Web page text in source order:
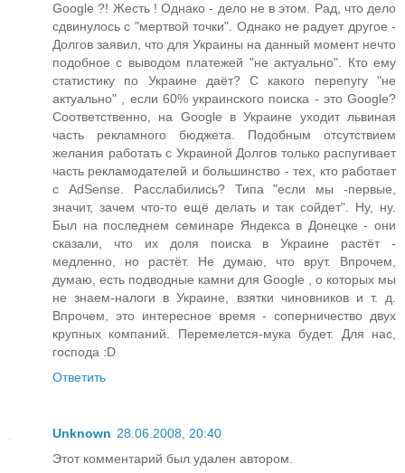
Google ?! Жесть ! Однако - дело не в этом. Рад, что дело
сдвинулось с "мертвой точки". Однако не радует другое -
Долгов заявил, что для Украины на данный момент нечто
подобное с выводом платежей "не актуально". Кто ему
статистику по Украине даёт? С какого перепугу "не
актуально" , если 60% украинского поиска - это Google?
Соответственно, на Google в Украине уходит львиная
часть рекламного бюджета. Подобным отсутствием
желания работать с Украиной Долгов только распугивает
часть рекламодателей и большинство - тех, кто работает
с AdSense. Расслабились? Типа "если мы -первые,
значит, зачем что-то ещё делать и так сойдет". Ну, ну.
Был на последнем семинаре Яндекса в Донецке - они
сказали, что их доля поиска в Украине растёт -
медленно, но растёт. Не думаю, что врут. Впрочем,
думаю, есть подводные камни для Google , о которых мы
не знаем-налоги в Украине, взятки чиновников и т. д.
Впрочем, это интересное время - соперничество двух
крупных компаний. Перемелется-мука будет. Для нас,
господа :D
Ответить
Unknown 28.06.2008, 20:40
Этот комментарий был удален автором.